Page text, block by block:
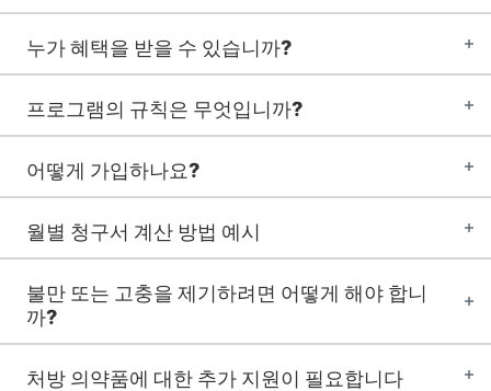
누가 혜택을 받을 수 있습니까?
프로그램의 규칙은 무엇입니까?
어떻게 가입하나요?
월별 청구서 계산 방법 예시
불만 또는 고충을 제기하려면 어떻게 해야 합니
까?
처방 의약품에 대한 추가 지원이 필요합니다